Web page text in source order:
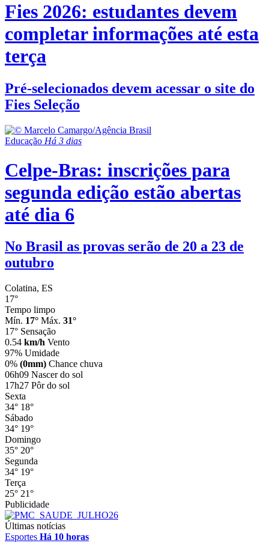
Fies 2026: estudantes devem
completar informações até esta
terça
Pré-selecionados devem acessar o site do
Fies Seleção
Educação Há 3 dias
Celpe-Bras: inscrições para
segunda edição estão abertas
até dia 6
No Brasil as provas serão de 20 a 23 de
outubro
Colatina, ES
17°
Tempo limpo
Mín. 17° Máx. 31°
17° Sensação
0.54 km/h Vento
97% Umidade
0% (0mm) Chance chuva
06h09 Nascer do sol
17h27 Pôr do sol
Sexta
34° 18°
Sábado
34° 19°
Domingo
35° 20°
Segunda
34° 19°
Terça
25° 21°
Publicidade
Últimas notícias
Esportes Há 10 horas